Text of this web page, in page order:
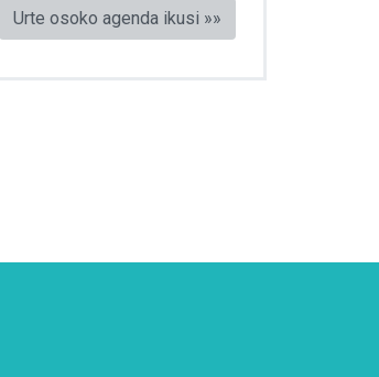
Urte osoko agenda ikusi »»